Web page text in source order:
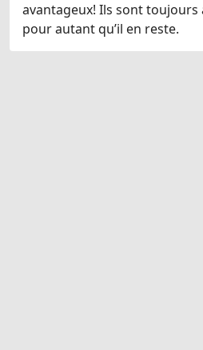
avantageux! Ils sont toujours
pour autant qu’il en reste.